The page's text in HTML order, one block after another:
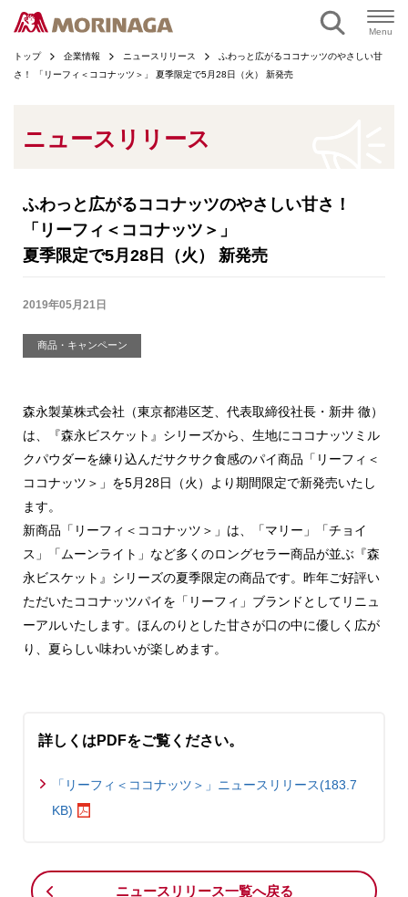
Menu
トップ 企業情報 ニュースリリース
ふわっと広がるココナッツのやさしい甘
さ！ 「リーフィ＜ココナッツ＞」 夏季限定で5月28日（火） 新発売
ニュースリリース
ふわっと広がるココナッツのやさしい甘さ！
「リーフィ＜ココナッツ＞」
夏季限定で5月28日（火） 新発売
2019年05月21日
商品・キャンペーン
森永製菓株式会社（東京都港区芝、代表取締役社長・新井 徹）
は、『森永ビスケット』シリーズから、生地にココナッツミル
クパウダーを練り込んだサクサク食感のパイ商品「リーフィ＜
ココナッツ＞」を5月28日（火）より期間限定で新発売いたし
ます。
新商品「リーフィ＜ココナッツ＞」は、「マリー」「チョイ
ス」「ムーンライト」など多くのロングセラー商品が並ぶ『森
永ビスケット』シリーズの夏季限定の商品です。昨年ご好評い
ただいたココナッツパイを「リーフィ」ブランドとしてリニュ
ーアルいたします。ほんのりとした甘さが口の中に優しく広が
り、夏らしい味わいが楽しめます。
詳しくはPDFをご覧ください。
「リーフィ＜ココナッツ＞」ニュースリリース(183.7
KB)
ニュースリリース一覧へ戻る